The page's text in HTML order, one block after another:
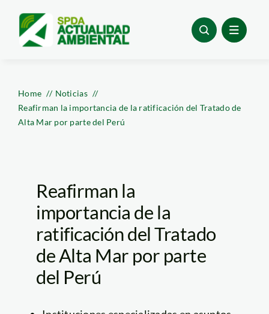
content
Home
Noticias
Reafirman la importancia de la ratificación del Tratado de
Alta Mar por parte del Perú
Reafirman la
importancia de la
ratificación del Tratado
de Alta Mar por parte
del Perú